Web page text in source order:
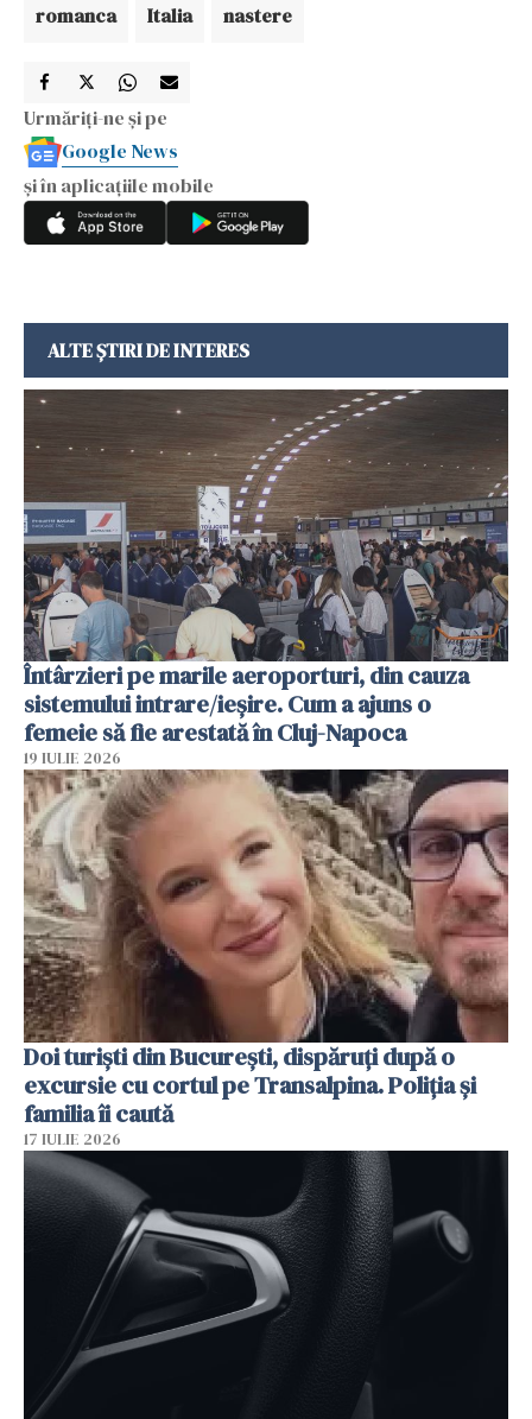
romanca Italia nastere
Urmăriți-ne și pe
Google News
și în aplicațiile mobile
ALTE ȘTIRI DE INTERES
Întârzieri pe marile aeroporturi, din cauza
sistemului intrare/ieșire. Cum a ajuns o
femeie să fie arestată în Cluj-Napoca
19 IULIE 2026
Doi turiști din București, dispăruți după o
excursie cu cortul pe Transalpina. Poliția și
familia îi caută
17 IULIE 2026